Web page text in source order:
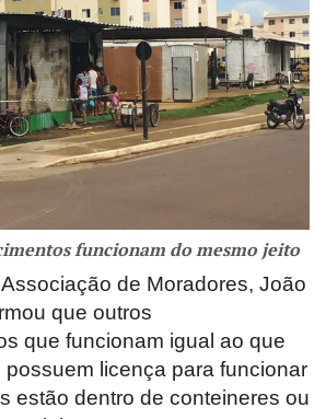
funcionam do mesmo jeito
de Moradores, João
que outros
que funcionam igual ao que
licença para funcionar
estão dentro de conteineres ou